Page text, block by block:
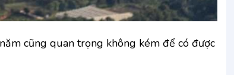
cũng quan trọng không kém để có được